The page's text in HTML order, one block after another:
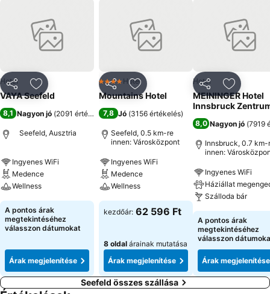
MegosztásHozzáadás a kedvencekhez
Hotel
VAYA Seefeld
8,1 Nagyon jó (2091 értékelés)
Seefeld, Ausztria
Ingyenes WiFi
Medence
Wellness
A pontos árak
megtekintéséhez
válasszon dátumokat
Árak megjelenítése
MegosztásHozzáadás a kedvencekhez
4 Kategória
Hotel
Mountains Hotel
7,8 Jó (3156 értékelés)
Seefeld, 0.5 km-re
innen: Városközpont
Ingyenes WiFi
Medence
Wellness
kezdőár: 62 596 Ft
8 oldal árainak mutatása
Árak megjelenítése
Megosztás
Hotel
MEININGER Hotel
Innsbruck
8,0 Nagyon jó (7919
Innsbruck, 0.7 km-
innen:
Ingyenes WiFi
Háziállat
Szálloda bár
A pontos árak
megtekintéséhez
válasszon
Árak megjelenítése
Seefeld összes szállása